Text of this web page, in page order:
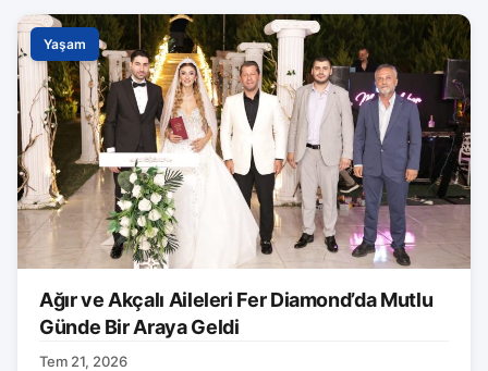
Yaşam
Ağır ve Akçalı Aileleri Fer Diamond’da Mutlu
Günde Bir Araya Geldi
Tem 21, 2026